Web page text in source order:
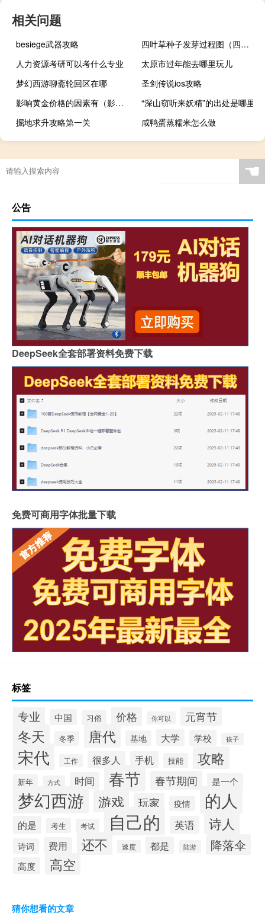
相关问题
besiege武器攻略
四叶草种子发芽过程图（四叶草种子）
人力资源考研可以考什么专业
太原市过年能去哪里玩儿
梦幻西游聊斋轮回区在哪
圣剑传说ios攻略
影响黄金价格的因素有（影响黄金价格的因素）
“深山窃听来妖精”的出处是哪里
掘地求升攻略第一关
咸鸭蛋蒸糯米怎么做
☚
公告
DeepSeek全套部署资料免费下载
免费可商用字体批量下载
标签
专业 中国 习俗 价格 你可以 元宵节
冬天 冬季 唐代 基地 大学 学校 孩子
宋代 工作 很多人 手机 技能 攻略
新年 方式 时间 春节 春节期间 是一个
梦幻西游 游戏 玩家 疫情 的人
的是 考生 考试 自己的 英语 诗人
诗词 费用 还不 速度 都是 陆游 降落伞
高度 高空
猜你想看的文章